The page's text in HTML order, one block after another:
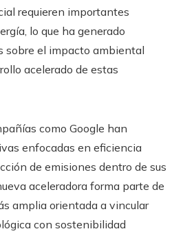
requieren importantes
lo que ha generado
sobre el impacto ambiental
acelerado de estas
como Google han
enfocadas en eficiencia
de emisiones dentro de sus
aceleradora forma parte de
amplia orientada a vincular
con sostenibilidad